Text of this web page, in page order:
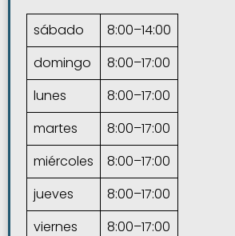
sábado
8:00–14:00
domingo
8:00–17:00
lunes
8:00–17:00
martes
8:00–17:00
miércoles
8:00–17:00
jueves
8:00–17:00
viernes
8:00–17:00